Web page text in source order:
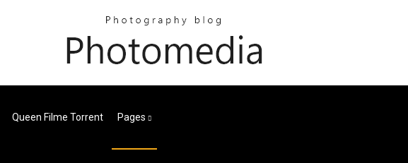
Queen Filme Torrent Pages